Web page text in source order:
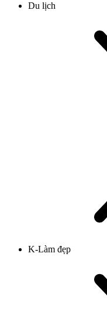
Du lịch
K-Làm đẹp